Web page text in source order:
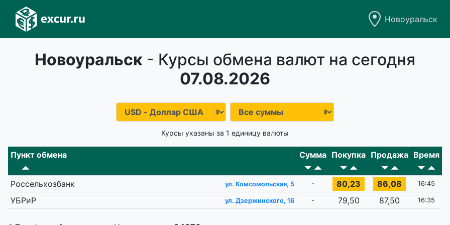
Новоуральск
Новоуральск - Курсы обмена валют на сегодня
07.08.2026
Курсы указаны за 1 единицу валюты
Пункт обмена Сумма Покупка Продажа Время
Россельхозбанк ул. Комсомольская, 5 - 80,23 86,08 16:45
УБРиР ул. Дзержинского, 16 - 79,50 87,50 16:35